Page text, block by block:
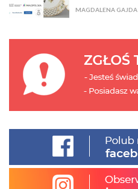
MAGDALENA GAJDA